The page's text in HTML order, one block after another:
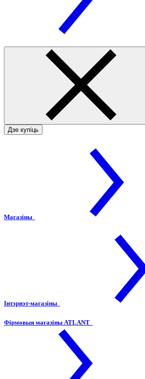
Дзе купіць
Магазіны
Інтэрнэт-магазіны
Фірмовыя магазіны ATLANT